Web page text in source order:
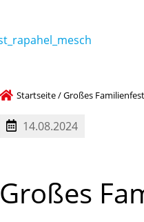
Startseite/Großes
14.08.2024
Großes